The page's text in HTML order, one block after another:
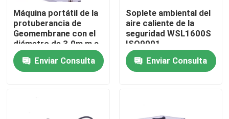
Membrana de Geosynthetic
Rejilla del refuerzo de Geosynthetic
Máquina portátil de la
protuberancia de
Geomembrane con el
diámetro de 3.0m m a
de 5.0m m
Enviar Consulta
Soplete ambiental del
aire caliente de la
seguridad WSL1600S
ISO9001
Enviar Consulta